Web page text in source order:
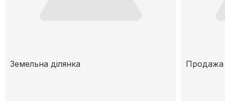
Земельна ділянка Продажа